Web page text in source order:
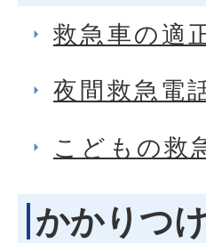
救急車の適
夜間救急電
こどもの救
かかりつ